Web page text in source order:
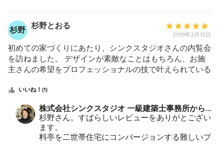
果的に施主様に良い建物をお引渡できる事に繋がると思っ
ています。 又、お昼ごろに事務所にお邪魔しますと、所
長含めて【当番制でランチ】を作っておられます。 所員
皆さんのチームワークの良さは、このような日常の積み重
ねからだと想像しています。 今後も素敵な建物造りの
【メンバー】として、ご助力させていただければ幸いで
をどうぞよろしくお願い致します。
杉野 杉野とおる
平
均
評
価：
5
星
5
2019年2月12日
初めての家づくりにあたり、シンクスタジオさんの内覧会
を訪ねました。 デザインが素敵なことはもちろん、お施
主さんの希望をプロフェッショナルの技で叶えられている
が頭の中で奏でられました。 「良い家にしてほしい」と
の、漠然とした希望はありましたが、具体的に私にとって
どのような家が良い家なのか見当もつかず不安に思ってい
ました。 その不安は打ち合わせを重ねていく過程で、雲
散霧消されました。 いくつかのデザインを提案、それぞ
いいね！(1)
株式会社シンクスタジオ 一級建築士事務所から
のコメント：
杉野さん。すばらしいレビューをありがとござい
ます。
料亭を二世帯住宅にコンバージョンする難しいプ